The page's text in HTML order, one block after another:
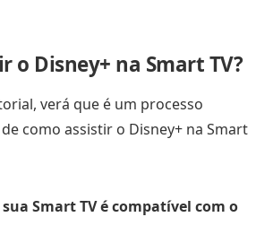
o Disney+ na Smart TV?
verá que é um processo
como assistir o Disney+ na Smart
Smart TV é compatível com o